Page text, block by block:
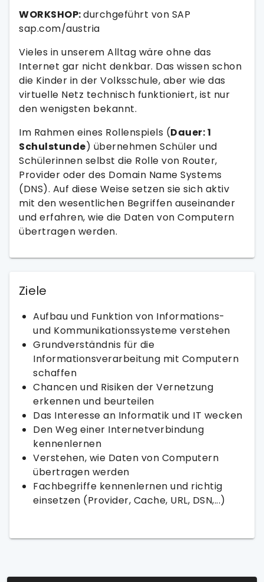
WORKSHOP:durchgeführt von SAP
sap.com/austria
Vieles in unserem Alltag wäre ohne das
Internet gar nicht denkbar. Das wissen schon
die Kinder in der Volksschule, aber wie das
virtuelle Netz technisch funktioniert, ist nur
den wenigsten bekannt.
Im Rahmen eines Rollenspiels (Dauer: 1
Schulstunde) übernehmen Schüler und
Schülerinnen selbst die Rolle von Router,
Provider oder des Domain Name Systems
(DNS). Auf diese Weise setzen sie sich aktiv
mit den wesentlichen Begriffen auseinander
und erfahren, wie die Daten von Computern
übertragen werden.
Ziele
Aufbau und Funktion von Informations-
und Kommunikationssysteme verstehen
Grundverständnis für die
Informationsverarbeitung mit Computern
schaffen
Chancen und Risiken der Vernetzung
erkennen und beurteilen
Das Interesse an Informatik und IT wecken
Den Weg einer Internetverbindung
kennenlernen
Verstehen, wie Daten von Computern
übertragen werden
Fachbegriffe kennenlernen und richtig
einsetzen (Provider, Cache, URL, DSN,...)